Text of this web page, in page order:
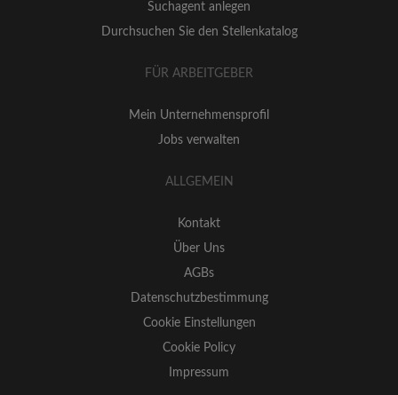
Suchagent anlegen
Durchsuchen Sie den Stellenkatalog
FÜR ARBEITGEBER
Mein Unternehmensprofil
Jobs verwalten
ALLGEMEIN
Kontakt
Über Uns
AGBs
Datenschutzbestimmung
Cookie Einstellungen
Cookie Policy
Impressum